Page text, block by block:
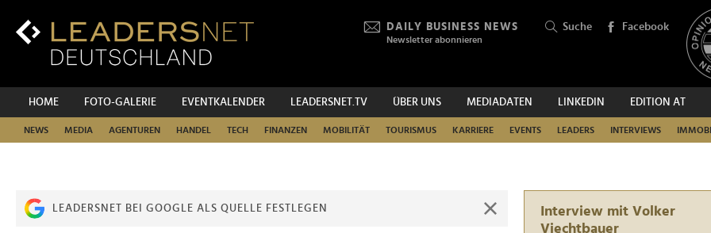
Inhalt
DAILY BUSINESS NEWS
Newsletter abonnieren
Suche Facebook
HOME FOTO-GALERIE EVENTKALENDER LEADERSNET.TV ÜBER UNS MEDIADATEN LINKEDIN EDITION AT
NEWS MEDIA AGENTUREN HANDEL TECH FINANZEN MOBILITÄT TOURISMUS KARRIERE EVENTS LEADERS INTERVIEWS
SUCHEN
LEADERSNET BEI GOOGLE ALS QUELLE FESTLEGEN
Interview mit Volker
Viechtbauer